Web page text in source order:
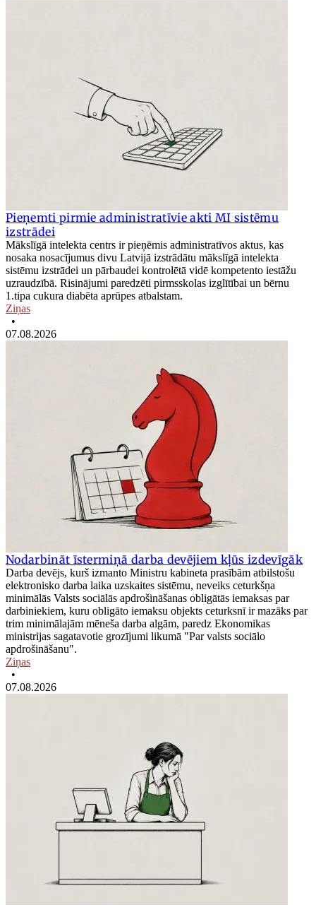
Pieņemti pirmie administratīvie akti MI sistēmu
izstrādei
Mākslīgā intelekta centrs ir pieņēmis administratīvos aktus, kas
nosaka nosacījumus divu Latvijā izstrādātu mākslīgā intelekta
sistēmu izstrādei un pārbaudei kontrolētā vidē kompetento iestāžu
uzraudzībā. Risinājumi paredzēti pirmsskolas izglītībai un bērnu
1.tipa cukura diabēta aprūpes atbalstam.
Ziņas
•
07.08.2026
Nodarbināt īstermiņā darba devējiem kļūs izdevīgāk
Darba devējs, kurš izmanto Ministru kabineta prasībām atbilstošu
elektronisko darba laika uzskaites sistēmu, neveiks ceturkšņa
minimālās Valsts sociālās apdrošināšanas obligātās iemaksas par
darbiniekiem, kuru obligāto iemaksu objekts ceturksnī ir mazāks par
trim minimālajām mēneša darba algām, paredz Ekonomikas
ministrijas sagatavotie grozījumi likumā "Par valsts sociālo
apdrošināšanu".
Ziņas
•
07.08.2026